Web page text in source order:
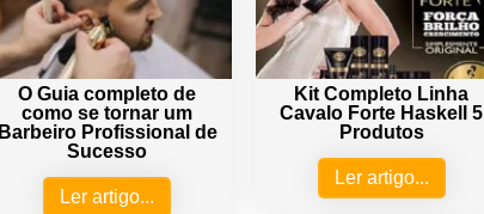
O Guia completo de
como se tornar um
Barbeiro Profissional de
Sucesso
Ler artigo...
Kit Completo Linha
Cavalo Forte Haskell 5
Produtos
Ler artigo...